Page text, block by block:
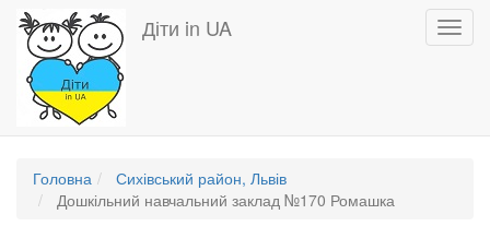
Перейти
основного
вмісту
Діти in UA
Головна
Сихівський район, Львів
Дошкільний навчальний заклад №170 Ромашка